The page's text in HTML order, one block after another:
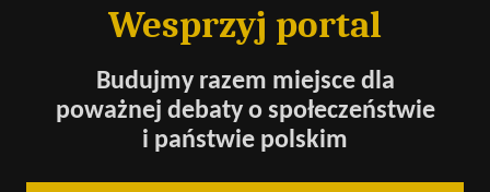
Wesprzyj portal
Budujmy razem miejsce dla
poważnej debaty o społeczeństwie
i państwie polskim